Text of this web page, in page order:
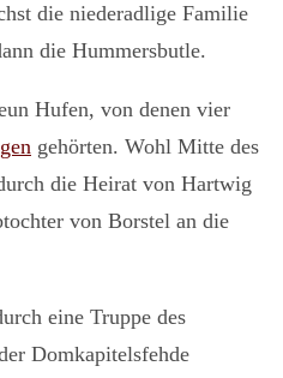
die niederadlige Familie
die Hummersbutle.
Hufen, von denen vier
gehörten. Wohl Mitte des
die Heirat von Hartwig
von Borstel an die
eine Truppe des
Domkapitelsfehde